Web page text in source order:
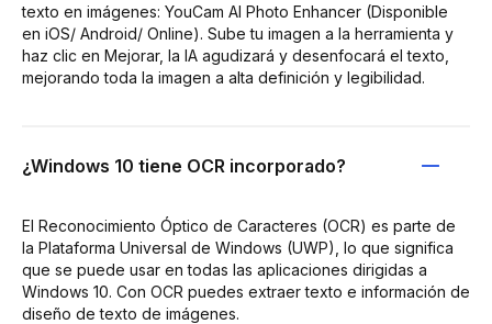
texto en imágenes: YouCam AI Photo Enhancer (Disponible
en iOS/ Android/ Online). Sube tu imagen a la herramienta y
haz clic en Mejorar, la IA agudizará y desenfocará el texto,
mejorando toda la imagen a alta definición y legibilidad.
¿Windows 10 tiene OCR incorporado?
El Reconocimiento Óptico de Caracteres (OCR) es parte de
la Plataforma Universal de Windows (UWP), lo que significa
que se puede usar en todas las aplicaciones dirigidas a
Windows 10. Con OCR puedes extraer texto e información de
diseño de texto de imágenes.